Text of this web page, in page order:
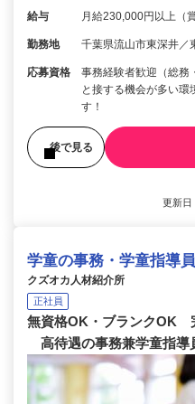
給与 月給230,000円以上（
勤務地 千葉県流山市東深井／
応募資格
事務経験者歓迎（総
と接する機会が多い環
す！
後で見る
更新
学童の事務・学童指導員
クズオカ人材紹介所
正社員
無資格OK・ブランクOK
高待遇の事務兼学童指導